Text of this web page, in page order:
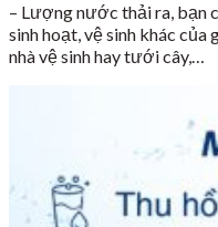
– Lượng nước thải ra, bạn
sinh hoạt, vệ sinh khác của
nhà vệ sinh hay tưới cây,…